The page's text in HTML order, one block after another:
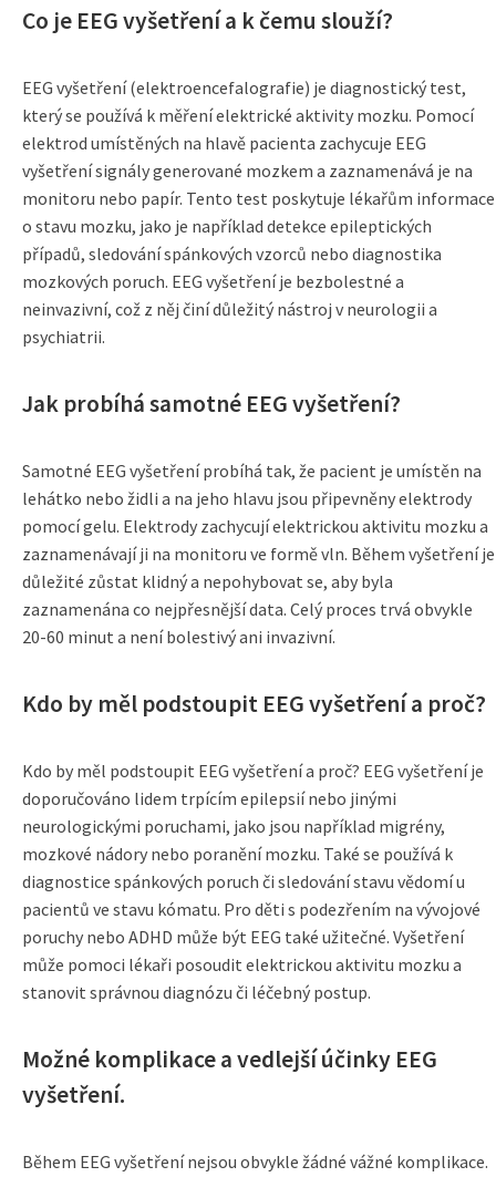
Co je EEG vyšetření a k čemu slouží?
EEG vyšetření (elektroencefalografie) je diagnostický test,
který se používá k měření elektrické aktivity mozku. Pomocí
elektrod umístěných na hlavě pacienta zachycuje EEG
vyšetření signály generované mozkem a zaznamenává je na
monitoru nebo papír. Tento test poskytuje lékařům informace
o stavu mozku, jako je například detekce epileptických
případů, sledování spánkových vzorců nebo diagnostika
mozkových poruch. EEG vyšetření je bezbolestné a
neinvazivní, což z něj činí důležitý nástroj v neurologii a
psychiatrii.
Jak probíhá samotné EEG vyšetření?
Samotné EEG vyšetření probíhá tak, že pacient je umístěn na
lehátko nebo židli a na jeho hlavu jsou připevněny elektrody
pomocí gelu. Elektrody zachycují elektrickou aktivitu mozku a
zaznamenávají ji na monitoru ve formě vln. Během vyšetření je
důležité zůstat klidný a nepohybovat se, aby byla
zaznamenána co nejpřesnější data. Celý proces trvá obvykle
20-60 minut a není bolestivý ani invazivní.
Kdo by měl podstoupit EEG vyšetření a proč?
Kdo by měl podstoupit EEG vyšetření a proč? EEG vyšetření je
doporučováno lidem trpícím epilepsií nebo jinými
neurologickými poruchami, jako jsou například migrény,
mozkové nádory nebo poranění mozku. Také se používá k
diagnostice spánkových poruch či sledování stavu vědomí u
pacientů ve stavu kómatu. Pro děti s podezřením na vývojové
poruchy nebo ADHD může být EEG také užitečné. Vyšetření
může pomoci lékaři posoudit elektrickou aktivitu mozku a
stanovit správnou diagnózu či léčebný postup.
Možné komplikace a vedlejší účinky EEG
vyšetření.
Během EEG vyšetření nejsou obvykle žádné vážné komplikace.